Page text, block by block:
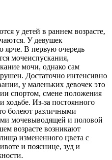
у детей в раннем возрасте,
У девушек
ярче. В первую очередь
мочеиспускания,
мочи, однако сам
Достаточно интенсивно
у маленьких девочек это
спортом, смене положения
ходьбе. Из-за постоянного
болеют различными
мочевыводящей и половой
возрасте возникают
измененного цвета с
и пояснице, зуд и